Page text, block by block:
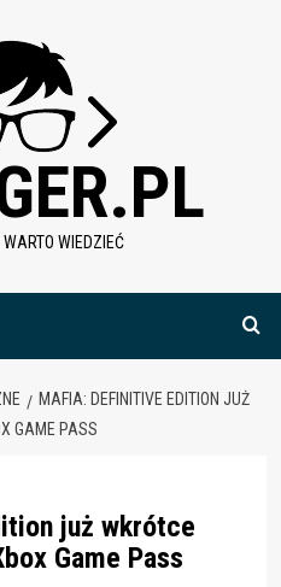
WIEDZIEĆ
MAFIA: DEFINITIVE EDITION JUŻ
GAME PASS
już wkrótce
Game Pass